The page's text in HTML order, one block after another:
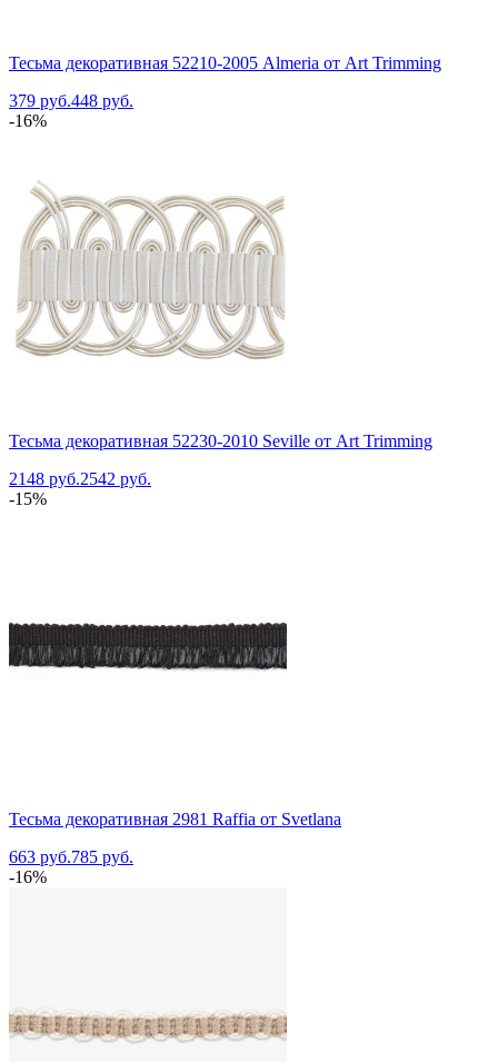
Тесьма декоративная 52210-2005 Almeria от Art Trimming
379 руб.448 руб.
-16%
Тесьма декоративная 52230-2010 Seville от Art Trimming
2148 руб.2542 руб.
-15%
Тесьма декоративная 2981 Raffia от Svetlana
663 руб.785 руб.
-16%